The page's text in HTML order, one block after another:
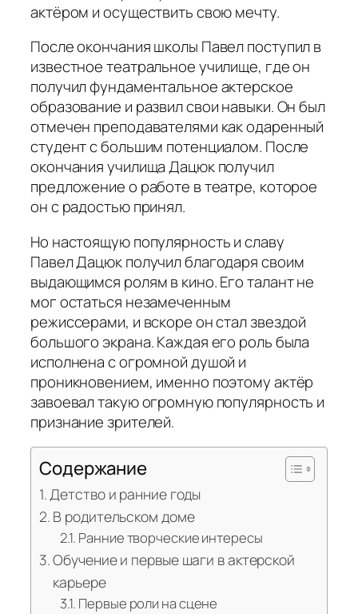
актёром и осуществить свою мечту.
После окончания школы Павел поступил в
известное театральное училище, где он
получил фундаментальное актерское
образование и развил свои навыки. Он был
отмечен преподавателями как одаренный
студент с большим потенциалом. После
окончания училища Дацюк получил
предложение о работе в театре, которое
он с радостью принял.
Но настоящую популярность и славу
Павел Дацюк получил благодаря своим
выдающимся ролям в кино. Его талант не
мог остаться незамеченным
режиссерами, и вскоре он стал звездой
большого экрана. Каждая его роль была
исполнена с огромной душой и
проникновением, именно поэтому актёр
завоевал такую огромную популярность и
признание зрителей.
Содержание
Детство и ранние годы
В родительском доме
Ранние творческие интересы
Обучение и первые шаги в актерской
карьере
Первые роли на сцене